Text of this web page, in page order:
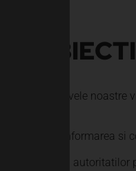
Obiectivele noastre
Informarea
si